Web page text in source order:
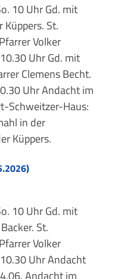
10 Uhr Gd. mit
St.
Volker
Uhr Gd. mit
Clemens Becht.
Uhr Andacht im
Schweitzer-Haus:
in der
Küppers.
10 Uhr Gd. mit
St.
Volker
Uhr Andacht
Andacht im